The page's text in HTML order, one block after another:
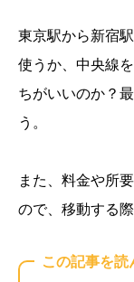
東京駅から新宿
使うか、中央線
ちがいいのか？
う。
また、料金や所
ので、移動する
この記事を読